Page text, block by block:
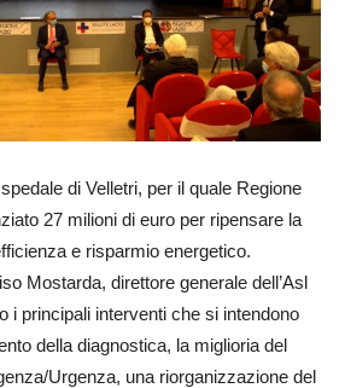
di Velletri, per il quale Regione
27 milioni di euro per ripensare la
e risparmio energetico.
Mostarda, direttore generale dell’Asl
i principali interventi che si intendono
della diagnostica, la miglioria del
Urgenza, una riorganizzazione del